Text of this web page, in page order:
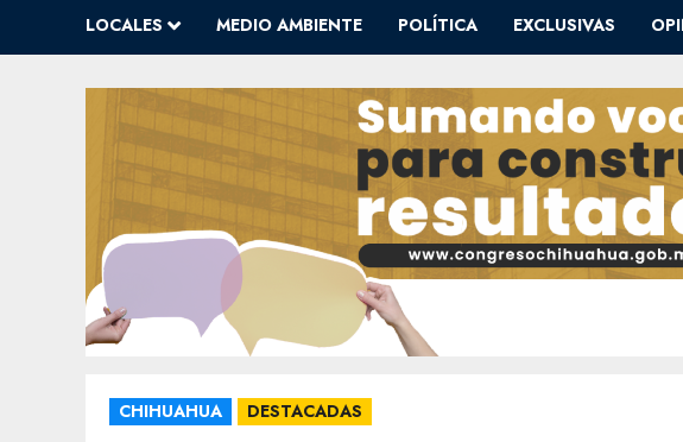
LOCALES MEDIO AMBIENTE POLÍTICA EXCLUSIVAS
CHIHUAHUA DESTACADAS